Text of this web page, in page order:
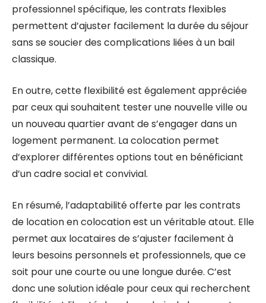
professionnel spécifique, les contrats flexibles
permettent d’ajuster facilement la durée du séjour
sans se soucier des complications liées à un bail
classique.
En outre, cette flexibilité est également appréciée
par ceux qui souhaitent tester une nouvelle ville ou
un nouveau quartier avant de s’engager dans un
logement permanent. La colocation permet
d’explorer différentes options tout en bénéficiant
d’un cadre social et convivial.
En résumé, l’adaptabilité offerte par les contrats
de location en colocation est un véritable atout. Elle
permet aux locataires de s’ajuster facilement à
leurs besoins personnels et professionnels, que ce
soit pour une courte ou une longue durée. C’est
donc une solution idéale pour ceux qui recherchent